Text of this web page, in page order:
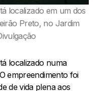
localizado em um dos
Preto, no Jardim
localizado numa
empreendimento foi
de vida plena aos